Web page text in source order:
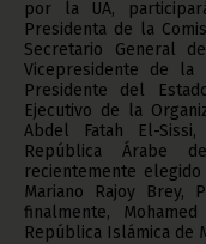
por la UA,
Presidenta de la
Secretario General
Vicepresidente de la
Presidente del
Ejecutivo de la
Abdel Fatah El-
República Árabe
recientemente
Mariano Rajoy Brey,
finalmente,
República Islámica de